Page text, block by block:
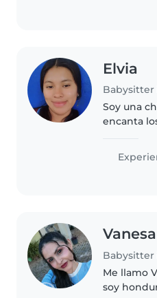
Elvia
Babysitter
Soy una
encanta
tareas.
esten
Vanesa
Me llamo
soy